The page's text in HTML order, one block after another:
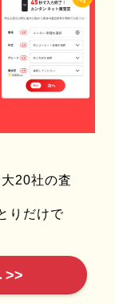
20社の査
りだけで
>>